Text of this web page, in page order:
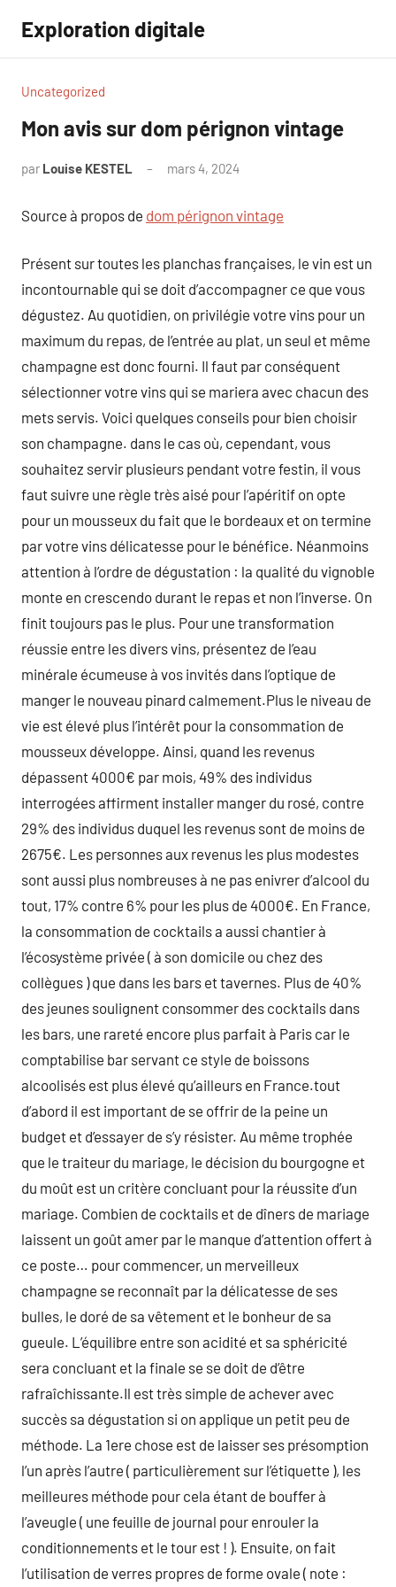
contenu
Exploration digitale
Uncategorized
Mon avis sur dom pérignon vintage
par Louise KESTEL mars 4, 2024
Source à propos de dom pérignon vintage
Présent sur toutes les planchas françaises, le vin est un
incontournable qui se doit d’accompagner ce que vous
dégustez. Au quotidien, on privilégie votre vins pour un
maximum du repas, de l’entrée au plat, un seul et même
champagne est donc fourni. Il faut par conséquent
sélectionner votre vins qui se mariera avec chacun des
mets servis. Voici quelques conseils pour bien choisir
son champagne. dans le cas où, cependant, vous
souhaitez servir plusieurs pendant votre festin, il vous
faut suivre une règle très aisé pour l’apéritif on opte
pour un mousseux du fait que le bordeaux et on termine
par votre vins délicatesse pour le bénéfice. Néanmoins
attention à l’ordre de dégustation : la qualité du vignoble
monte en crescendo durant le repas et non l’inverse. On
finit toujours pas le plus. Pour une transformation
réussie entre les divers vins, présentez de l’eau
minérale écumeuse à vos invités dans l’optique de
manger le nouveau pinard calmement.Plus le niveau de
vie est élevé plus l’intérêt pour la consommation de
mousseux développe. Ainsi, quand les revenus
dépassent 4000€ par mois, 49% des individus
interrogées affirment installer manger du rosé, contre
29% des individus duquel les revenus sont de moins de
2675€. Les personnes aux revenus les plus modestes
sont aussi plus nombreuses à ne pas enivrer d’alcool du
tout, 17% contre 6% pour les plus de 4000€. En France,
la consommation de cocktails a aussi chantier à
l’écosystème privée ( à son domicile ou chez des
collègues ) que dans les bars et tavernes. Plus de 40%
des jeunes soulignent consommer des cocktails dans
les bars, une rareté encore plus parfait à Paris car le
comptabilise bar servant ce style de boissons
alcoolisés est plus élevé qu’ailleurs en France.tout
d’abord il est important de se offrir de la peine un
budget et d’essayer de s’y résister. Au même trophée
que le traiteur du mariage, le décision du bourgogne et
du moût est un critère concluant pour la réussite d’un
mariage. Combien de cocktails et de dîners de mariage
laissent un goût amer par le manque d’attention offert à
ce poste… pour commencer, un merveilleux
champagne se reconnaît par la délicatesse de ses
bulles, le doré de sa vêtement et le bonheur de sa
gueule. L’équilibre entre son acidité et sa sphéricité
sera concluant et la finale se se doit de d’être
rafraîchissante.Il est très simple de achever avec
succès sa dégustation si on applique un petit peu de
méthode. La 1ere chose est de laisser ses présomption
l’un après l’autre ( particulièrement sur l’étiquette ), les
meilleures méthode pour cela étant de bouffer à
l’aveugle ( une feuille de journal pour enrouler la
conditionnements et le tour est ! ). Ensuite, on fait
l’utilisation de verres propres de forme ovale ( note :